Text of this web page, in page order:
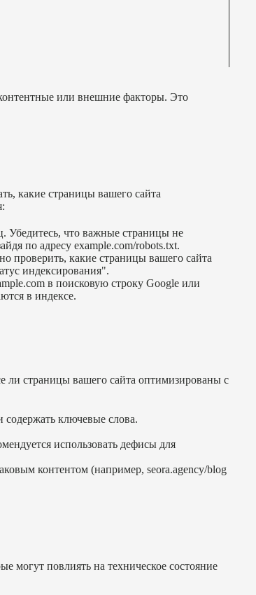
или внешние факторы. Это
какие страницы вашего сайта
Убедитесь, что важные страницы не
по адресу example.com/robots.txt.
проверить, какие страницы вашего сайта
индексирования".
в поисковую строку Google или
в индексе.
ли страницы вашего сайта оптимизированы с
ключевые слова.
использовать дефисы для
контентом (например, seora.agency/blog
могут повлиять на техническое состояние